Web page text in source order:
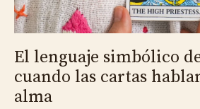
El lenguaje simbólico
cuando las cartas
alma